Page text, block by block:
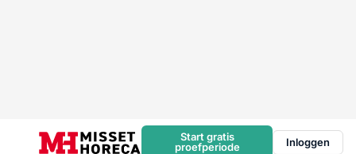
Start gratis
proefperiode
Inloggen